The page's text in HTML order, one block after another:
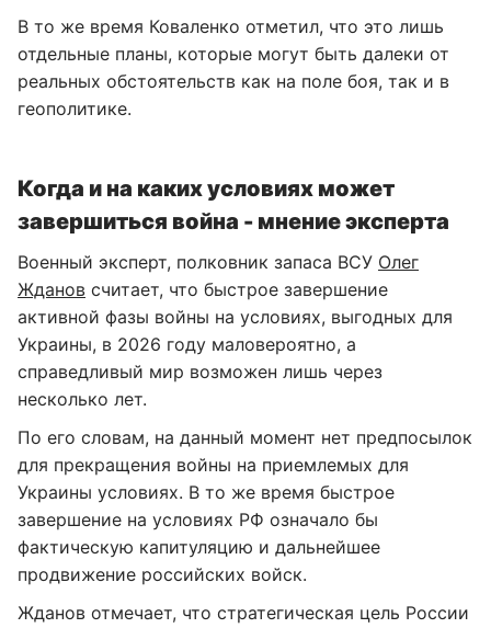
В то же время Коваленко отметил, что это лишь
отдельные планы, которые могут быть далеки от
реальных обстоятельств как на поле боя, так и в
геополитике.
Когда и на каких условиях может
завершиться война - мнение эксперта
Военный эксперт, полковник запаса ВСУ Олег
Жданов считает, что быстрое завершение
активной фазы войны на условиях, выгодных для
Украины, в 2026 году маловероятно, а
справедливый мир возможен лишь через
несколько лет.
По его словам, на данный момент нет предпосылок
для прекращения войны на приемлемых для
Украины условиях. В то же время быстрое
завершение на условиях РФ означало бы
фактическую капитуляцию и дальнейшее
продвижение российских войск.
Жданов отмечает, что стратегическая цель России